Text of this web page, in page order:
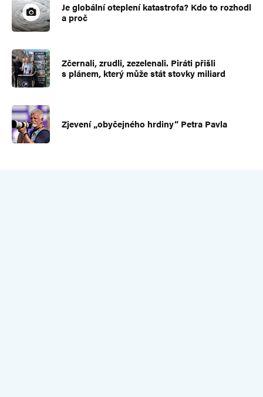
Je globální oteplení katastrofa? Kdo to rozhodl
a proč
Zčernali, zrudli, zezelenali. Piráti přišli
s plánem, který může stát stovky miliard
Zjevení „obyčejného hrdiny“ Petra Pavla